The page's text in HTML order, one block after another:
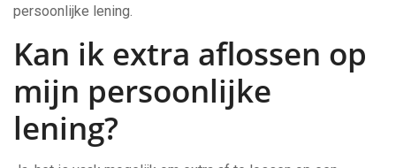
persoonlijke lening.
Kan ik extra aflossen op
mijn persoonlijke
lening?